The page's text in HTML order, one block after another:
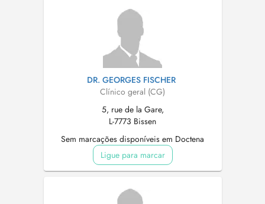
DR. GEORGES FISCHER
Clínico geral (CG)
5, rue de la Gare,
L-7773 Bissen
Sem marcações disponíveis em Doctena
Ligue para marcar